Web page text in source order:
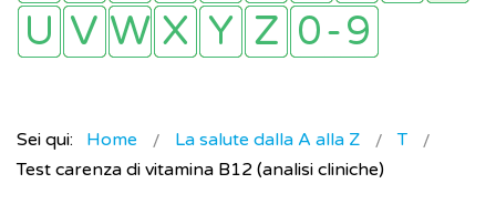
Sei qui: Home La salute dalla A alla Z
T
Test carenza di vitamina B12 (analisi cliniche)